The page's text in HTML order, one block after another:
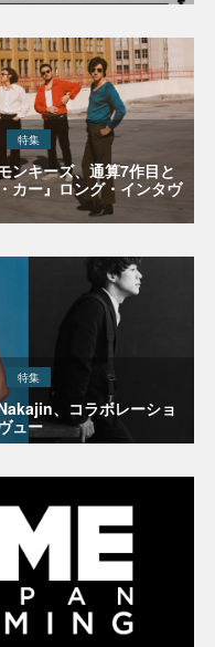
特集
ンキーズ、通算7作目と
カー』ロング・インタヴ
特集
、コラボレーショ
ュー